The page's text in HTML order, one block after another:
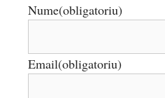
Nume(obligatoriu)
Email(obligatoriu)